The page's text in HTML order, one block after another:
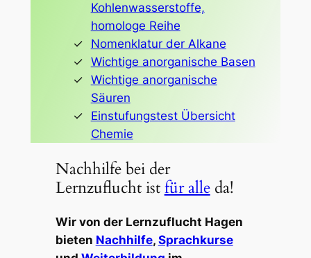
Kohlenwasserstoffe,
homologe Reihe
Nomenklatur der Alkane
Wichtige anorganische Basen
Wichtige anorganische
Säuren
Einstufungstest Übersicht
Chemie
Nachhilfe bei der
Lernzuflucht istfür alleda!
Wir von der Lernzuflucht Hagen
bieten Nachhilfe, Sprachkurse